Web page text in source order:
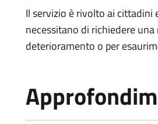
Il servizio è rivolto ai
necessitano di richiedere
deterioramento o per